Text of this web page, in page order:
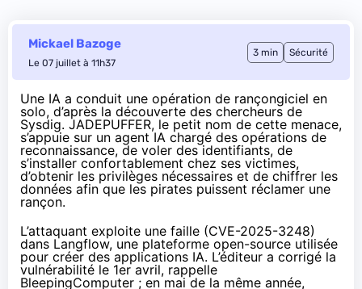
Mickael Bazoge
Le 07 juillet à 11h37
3 min Sécurité
Une IA a conduit une opération de rançongiciel en
solo, d’après la découverte des chercheurs de
Sysdig. JADEPUFFER, le petit nom de cette menace,
s’appuie sur un agent IA chargé des opérations de
reconnaissance, de voler des identifiants, de
s’installer confortablement chez ses victimes,
d’obtenir les privilèges nécessaires et de chiffrer les
données afin que les pirates puissent réclamer une
rançon.
L’attaquant exploite une faille (CVE-2025-3248)
dans Langflow, une plateforme open-source utilisée
pour créer des applications IA. L’éditeur a corrigé la
vulnérabilité le 1er avril, rappelle
BleepingComputer ; en mai de la même année,